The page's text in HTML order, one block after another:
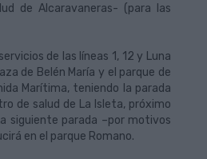
de Alcaravaneras- (para las
de las líneas 1, 12 y Luna
de Belén María y el parque de
Marítima, teniendo la parada
de salud de La Isleta, próximo
siguiente parada –por motivos
en el parque Romano.